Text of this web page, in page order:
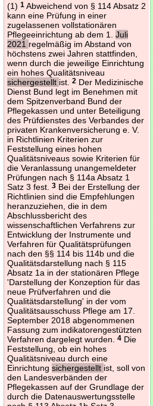
(1)1 Abweichend von § 114 Absatz 2
kann eine Prüfung in einer
zugelassenen vollstationären
Pflegeeinrichtung ab dem 1.Juli
2021 regelmäßig im Abstand von
höchstens zwei Jahren stattfinden,
wenn durch die jeweilige Einrichtung
ein hohes Qualitätsniveau
sichergestellt ist.2 Der Medizinische
Dienst Bund legt im Benehmen mit
dem Spitzenverband Bund der
Pflegekassen und unter Beteiligung
des Prüfdienstes des Verbandes der
privaten Krankenversicherung e. V.
in Richtlinien Kriterien zur
Feststellung eines hohen
Qualitätsniveaus sowie Kriterien für
die Veranlassung unangemeldeter
Prüfungen nach § 114a Absatz 1
Satz 3 fest.3 Bei der Erstellung der
Richtlinien sind die Empfehlungen
heranzuziehen, die in dem
Abschlussbericht des
wissenschaftlichen Verfahrens zur
Entwicklung der Instrumente und
Verfahren für Qualitätsprüfungen
nach den §§ 114 bis 114b und die
Qualitätsdarstellung nach § 115
Absatz 1a in der stationären Pflege
'Darstellung der Konzeption für das
neue Prüfverfahren und die
Qualitätsdarstellung' in der vom
Qualitätsausschuss Pflege am 17.
September 2018 abgenommenen
Fassung zum indikatorengestützten
Verfahren dargelegt wurden.4 Die
Feststellung, ob ein hohes
Qualitätsniveau durch eine
Einrichtungsichergestellt ist, soll von
den Landesverbänden der
Pflegekassen auf der Grundlage der
durch die Datenauswertungsstelle